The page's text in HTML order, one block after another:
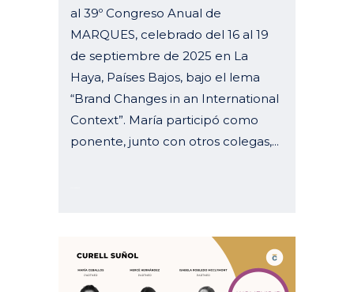
al 39º Congreso Anual de
MARQUES, celebrado del 16 al 19
de septiembre de 2025 en La
Haya, Países Bajos, bajo el lema
“Brand Changes in an International
Context”. María participó como
ponente, junto con otros colegas,...